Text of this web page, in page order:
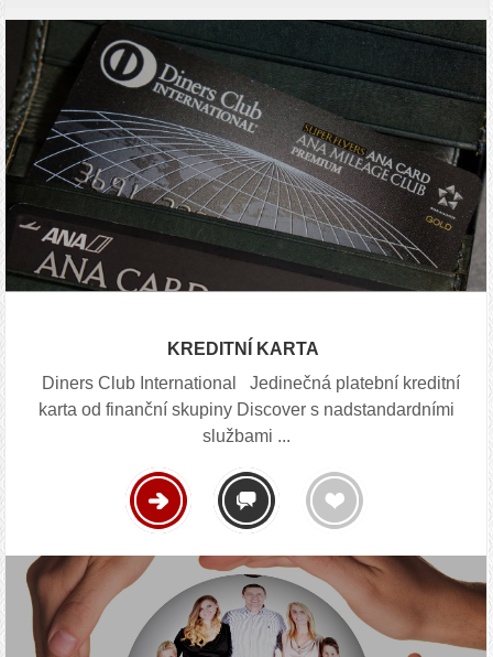
KREDITNÍ KARTA
Diners Club International Jedinečná platební kreditní
karta od finanční skupiny Discover s nadstandardními
službami ...